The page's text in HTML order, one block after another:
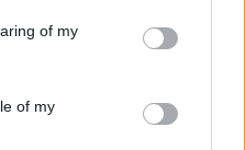
of my
of my
visningar
657 kommentarer